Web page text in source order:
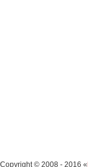
Copyright © 2008 - 2016 «